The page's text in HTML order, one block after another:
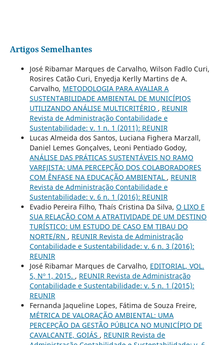
Artigos Semelhantes
José Ribamar Marques de Carvalho, Wilson Fadlo Curi,
Rosires Catão Curi, Enyedja Kerlly Martins de A.
Carvalho, METODOLOGIA PARA AVALIAR A
SUSTENTABILIDADE AMBIENTAL DE MUNICÍPIOS
UTILIZANDO ANÁLISE MULTICRITÉRIO , REUNIR
Revista de Administração Contabilidade e
Sustentabilidade: v. 1 n. 1 (2011): REUNIR
Lucas Almeida dos Santos, Luciana Fighera Marzall,
Daniel Lemes Gonçalves, Leoni Pentiado Godoy,
ANÁLISE DAS PRÁTICAS SUSTENTÁVEIS NO RAMO
VAREJISTA: UMA PERCEPÇÃO DOS COLABORADORES
COM ÊNFASE NA EDUCAÇÃO AMBIENTAL , REUNIR
Revista de Administração Contabilidade e
Sustentabilidade: v. 6 n. 1 (2016): REUNIR
Evadio Pereira Filho, Thaís Cristina Da Silva, O LIXO E
SUA RELAÇÃO COM A ATRATIVIDADE DE UM DESTINO
TURÍSTICO: UM ESTUDO DE CASO EM TIBAU DO
NORTE/RN , REUNIR Revista de Administração
Contabilidade e Sustentabilidade: v. 6 n. 3 (2016):
REUNIR
José Ribamar Marques de Carvalho, EDITORIAL, VOL.
5, Nº 1, 2015. , REUNIR Revista de Administração
Contabilidade e Sustentabilidade: v. 5 n. 1 (2015):
REUNIR
Fernanda Jaqueline Lopes, Fátima de Souza Freire,
MÉTRICA DE VALORAÇÃO AMBIENTAL: UMA
PERCEPÇÃO DA GESTÃO PÚBLICA NO MUNICÍPIO DE
CAVALCANTE, GOIÁS , REUNIR Revista de